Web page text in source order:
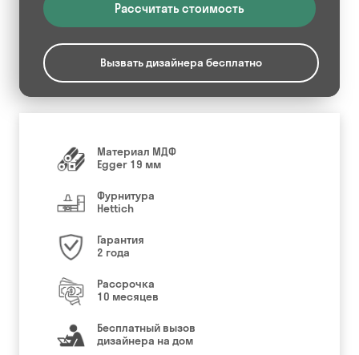
Рассчитать стоимость
Вызвать дизайнера бесплатно
Материал МДФ
Egger 19 мм
Фурнитура
Hettich
Гарантия
2 года
Рассрочка
10 месяцев
Бесплатный вызов
дизайнера на дом